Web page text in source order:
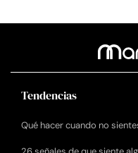
Tendencias
Qué hacer cuando no